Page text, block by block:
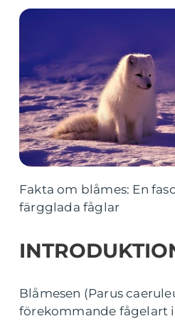
Fakta om blåmes: En
färgglada fåglar
Blåmesen (Parus
förekommande fågelart